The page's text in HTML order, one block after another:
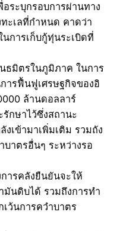
ระบุกรอบการผ่านทาง
ะเลที่กำหนด คาดว่า
การเก็บกู้ทุ่นระเบิดที่
ธมิตรในภูมิภาค ในการ
ารฟื้นฟูเศรษฐกิจของอิ
ล้านดอลลาร์
กษาไว้ซึ่งสถานะ
เข้ามาเพิ่มเติม รวมถัง
าตรอื่นๆ ระหว่างรอ
ารคลังยืนยันจะให้
มันดิบได้ รวมถึงการทำ
ว้นการควำบาตร